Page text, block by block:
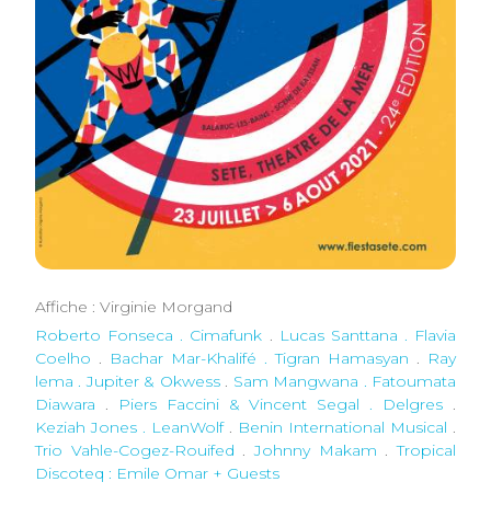
Affiche : Virginie Morgand
Roberto Fonseca . Cimafunk . Lucas Santtana . Flavia
Coelho . Bachar Mar-Khalifé . Tigran Hamasyan . Ray
lema . Jupiter & Okwess. Sam Mangwana . Fatoumata
Diawara . Piers Faccini & Vincent Segal . Delgres .
Keziah Jones . LeanWolf. Benin International Musical .
Trio Vahle-Cogez-Rouifed .Johnny Makam .Tropical
Discoteq : Emile Omar + Guests